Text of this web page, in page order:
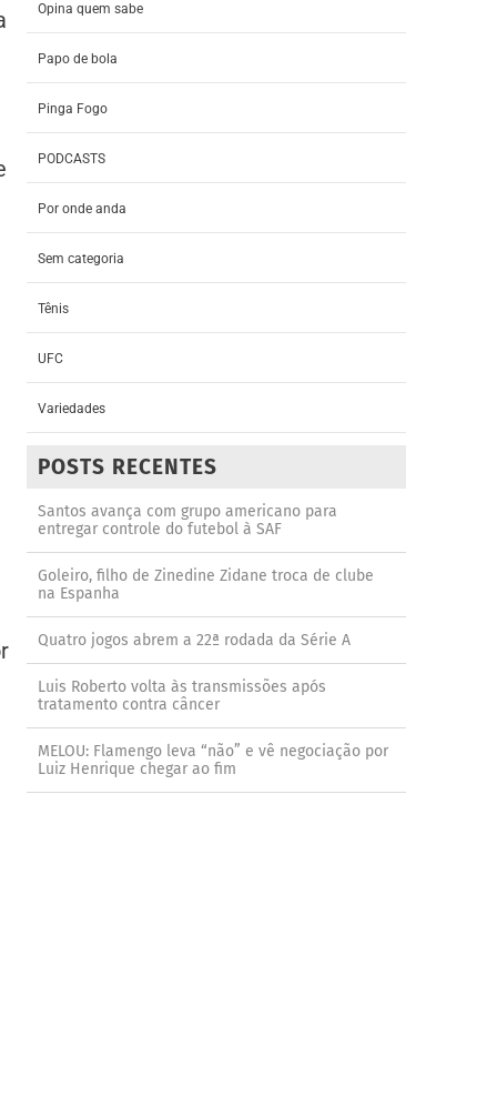
Opina quem sabe
Papo de bola
Pinga Fogo
PODCASTS
Por onde anda
Sem categoria
Tênis
UFC
Variedades
POSTS RECENTES
Santos avança com grupo americano para
entregar controle do futebol à SAF
Goleiro, filho de Zinedine Zidane troca de clube
na Espanha
Quatro jogos abrem a 22ª rodada da Série A
Luis Roberto volta às transmissões após
tratamento contra câncer
MELOU: Flamengo leva “não” e vê negociação por
Luiz Henrique chegar ao fim